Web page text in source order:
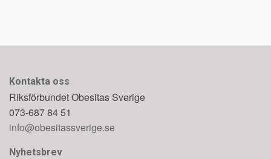
Kontakta oss
Riksförbundet Obesitas Sverige
073-687 84 51
info@obesitassverige.se
Nyhetsbrev